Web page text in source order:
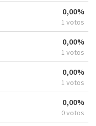
0,00%
1 votos
0,00%
1 votos
0,00%
1 votos
0,00%
0 votos